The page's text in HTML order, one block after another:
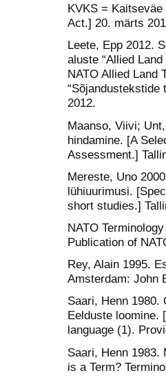
KVKS =
Act.] 20. märts
Leete, Epp 2012.
aluste “Allied
NATO Allied Land
“Sõjandustekstide
2012.
Maanso, Viivi;
hindamine. [A
Assessment.]
Mereste, Uno
lühiuurimusi.
short studies.]
NATO
Publication of
Rey, Alain 1995.
Amsterdam: John
Saari, Henn
Eelduste loomine.
language (1).
Saari, Henn
is a Term?